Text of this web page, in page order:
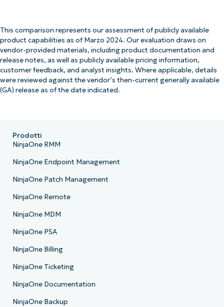
This comparison represents our assessment of publicly available
product capabilities as of Marzo 2024. Our evaluation draws on
vendor-provided materials, including product documentation and
release notes, as well as publicly available pricing information,
customer feedback, and analyst insights. Where applicable, details
were reviewed against the vendor’s then-current generally available
(GA) release as of the date indicated.
Prodotti
NinjaOne RMM
NinjaOne Endpoint Management
NinjaOne Patch Management
NinjaOne Remote
NinjaOne MDM
NinjaOne PSA
NinjaOne Billing
NinjaOne Ticketing
NinjaOne Documentation
NinjaOne Backup